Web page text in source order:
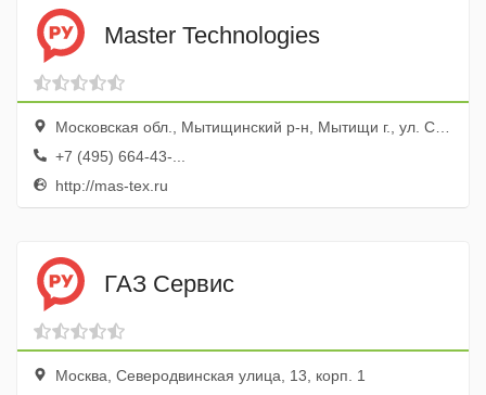
Master Technologies
Московская обл., Мытищинский р-н, Мытищи г., ул. Серафимовича, 2а
+7 (495) 664-43-...
http://mas-tex.ru
ГАЗ Сервис
Москва, Северодвинская улица, 13, корп. 1